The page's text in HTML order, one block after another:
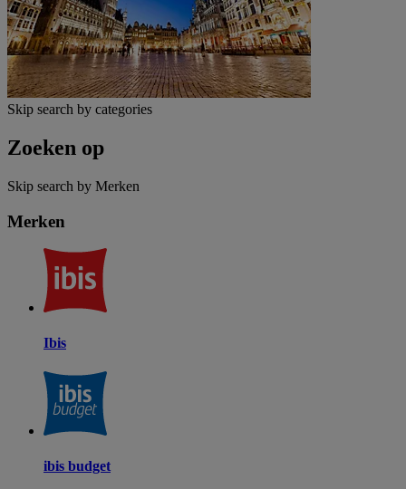
Skip search by categories
Zoeken op
Skip search by Merken
Merken
Ibis
ibis budget